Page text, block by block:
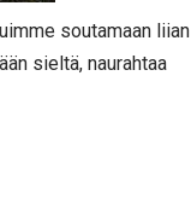
soutamaan liian
sieltä, naurahtaa